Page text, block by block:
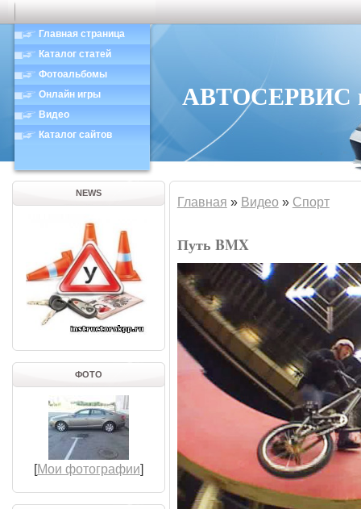
Главная страница
Каталог статей
Фотоальбомы
Онлайн игры
Видео
Каталог сайтов
АВТОСЕРВИС в
NEWS
ФОТО
[Мои фотографии]
Главная » Видео » Спорт
Путь BMX